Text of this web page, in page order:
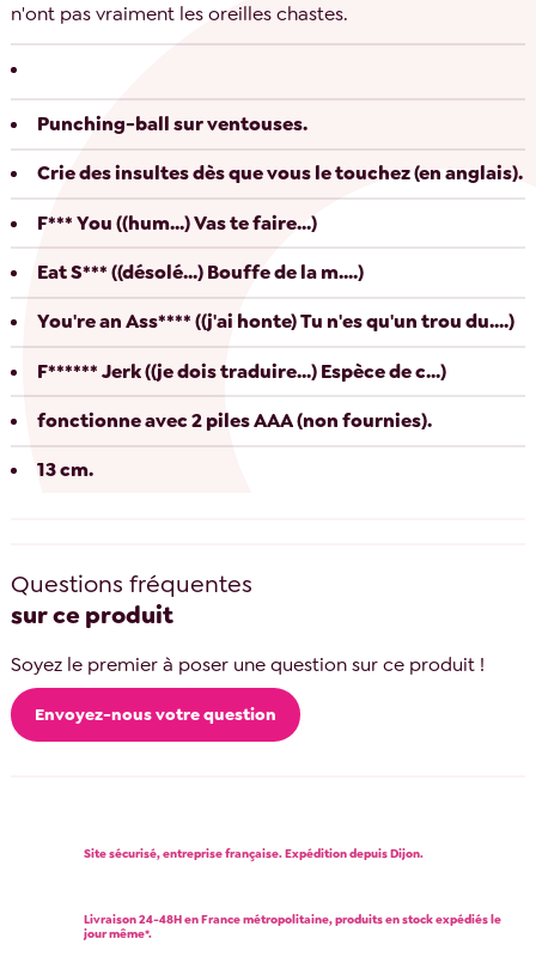
n'ont pas vraiment les oreilles chastes.
Punching-ball sur ventouses.
Crie des insultes dès que vous le touchez (en anglais).
F*** You ((hum...) Vas te faire...)
Eat S*** ((désolé...) Bouffe de la m....)
You're an Ass**** ((j'ai honte) Tu n'es qu'un trou du....)
F****** Jerk ((je dois traduire...) Espèce de c...)
fonctionne avec 2 piles AAA (non fournies).
13 cm.
Questions fréquentes
sur ce produit
Soyez le premier à poser une question sur ce produit !
Envoyez-nous votre question
Site sécurisé, entreprise française. Expédition depuis Dijon.
Livraison 24-48H en France métropolitaine, produits en stock expédiés le
jour même*.